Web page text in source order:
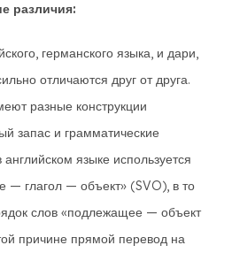
различия:
германского языка, и дари,
отличаются друг от друга.
разные конструкции
запас и грамматические
языке используется
— глагол — объект» (SVO), в то
слов «подлежащее — объект
причине прямой перевод на